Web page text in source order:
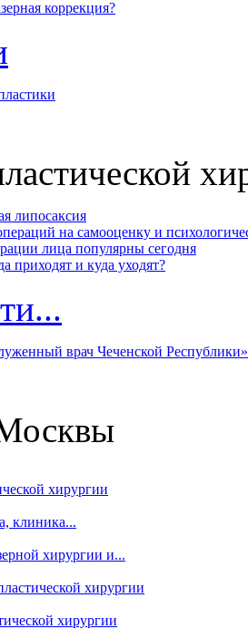
коррекция?
липосаксия
на самооценку и
лица популярны сегодня
приходят и куда уходят?
врач Чеченской Республики»
хирургии
клиника...
хирургии и...
хирургии
хирургии